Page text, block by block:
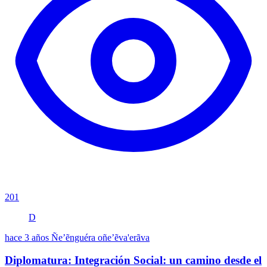
201
D
hace 3 años Ñe’ẽnguéra oñe’ẽva'erãva
Diplomatura: Integración Social: un camino desde el